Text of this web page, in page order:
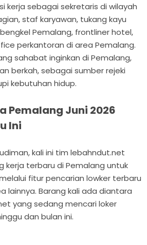
kerja sebagai sekretaris di wilayah
staf karyawan, tukang kayu
Pemalang, frontliner hotel,
perkantoran di area Pemalang.
sahabat inginkan di Pemalang,
berkah, sebagai sumber rejeki
kebutuhan hidup.
Pemalang Juni 2026
Ini
kali ini tim lebahndut.net
kerja terbaru di Pemalang untuk
fitur pencarian lowker terbaru
lainnya. Barang kali ada diantara
yang sedang mencari loker
dan bulan ini.